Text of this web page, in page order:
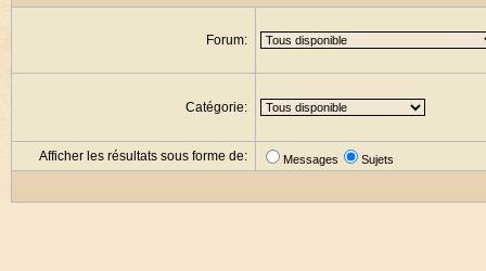
Forum:
Catégorie:
Afficher les résultats sous forme de: Messages Sujets